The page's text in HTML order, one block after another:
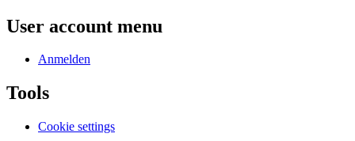
User account menu
Anmelden
Tools
Cookie settings